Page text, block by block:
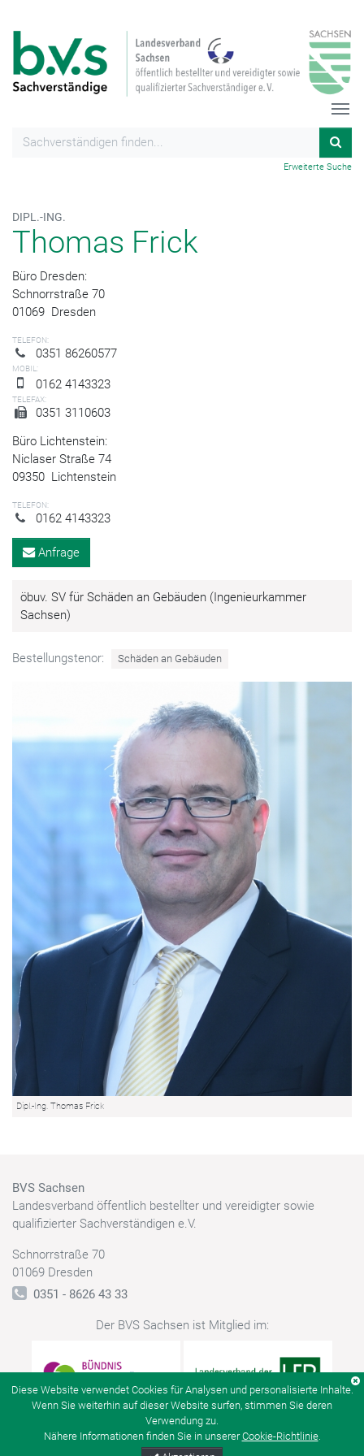
Erweiterte Suche
DIPL.-ING.
Thomas Frick
Büro Dresden:
Schnorrstraße 70
01069 Dresden
TELEFON:
0351 86260577
MOBIL:
0162 4143323
TELEFAX:
0351 3110603
Büro Lichtenstein:
Niclaser Straße 74
09350 Lichtenstein
TELEFON:
0162 4143323
Anfrage
öbuv. SV für Schäden an Gebäuden (Ingenieurkammer
Sachsen)
Bestellungstenor: Schäden an Gebäuden
Dipl.-Ing. Thomas Frick
BVS Sachsen
Landesverband öffentlich bestellter und vereidigter sowie
qualifizierter Sachverständigen e.V.
Schnorrstraße 70
01069 Dresden
0351 - 8626 43 33
Der BVS Sachsen ist Mitglied im:
Diese Website verwendet Cookies für Analysen und personalisierte Inhalte.
Wenn Sie weiterhin auf dieser Website surfen, stimmen Sie deren
Verwendung zu.
Nähere Informationen finden Sie in unsererCookie-Richtlinie.